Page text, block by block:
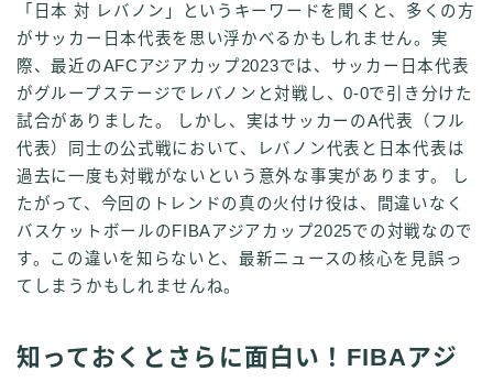
「日本 対 レバノン」というキーワードを聞くと、多くの方
がサッカー日本代表を思い浮かべるかもしれません。実
際、最近のAFCアジアカップ2023では、サッカー日本代表
がグループステージでレバノンと対戦し、0-0で引き分けた
試合がありました。 しかし、実はサッカーのA代表（フル
代表）同士の公式戦において、レバノン代表と日本代表は
過去に一度も対戦がないという意外な事実があります。 し
たがって、今回のトレンドの真の火付け役は、間違いなく
バスケットボールのFIBAアジアカップ2025での対戦なので
す。この違いを知らないと、最新ニュースの核心を見誤っ
てしまうかもしれませんね。
知っておくとさらに面白い！FIBAアジ